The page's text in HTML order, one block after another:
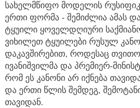
სახელმწიფო მოდელის
ერთი ფორმა - შემიძლია ამას
ტყუილი ყოველდღიური
ვიხილეთ ტყუილები რუსულ
დაკავშირებით, როდესაც
ივანიშვილმა და პრემიერ-
რომ ეს კანონი არ იქნება
და ერთი წლის შემდეგ,
თავიდან.